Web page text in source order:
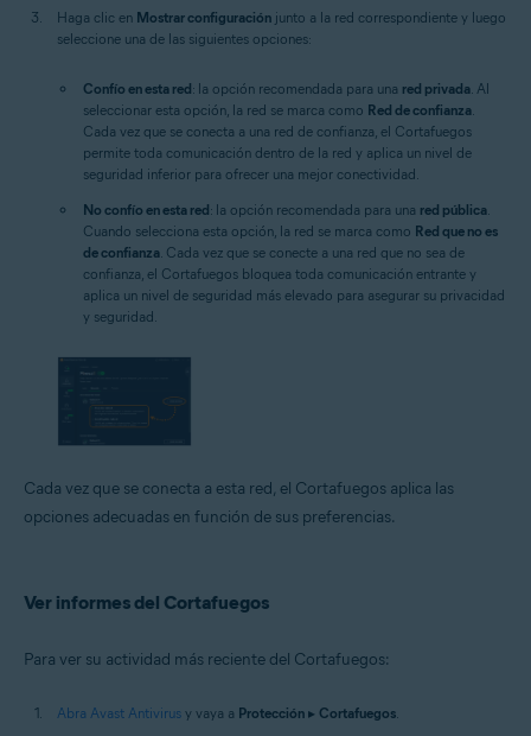
Haga clic en Mostrar configuración junto a la red correspondiente y luego
seleccione una de las siguientes opciones:
Confío en esta red: la opción recomendada para una red privada . Al
seleccionar esta opción, la red se marca como Red de confianza
Cada vez que se conecta a una red de confianza, el Cortafuegos
permite toda comunicación dentro de la red y aplica un nivel de
seguridad inferior para ofrecer una mejor conectividad.
No confío en esta red: la opción recomendada para una red pública
Cuando selecciona esta opción, la red se marca como Red que no es
de confianza . Cada vez que se conecte a una red que no sea de
confianza, el Cortafuegos bloquea toda comunicación entrante y
aplica un nivel de seguridad más elevado para asegurar su privacidad
y seguridad.
Cada vez que se conecta a esta red, el Cortafuegos aplica las
opciones adecuadas en función de sus preferencias.
Ver informes del Cortafuegos
Para ver su actividad más reciente del Cortafuegos:
Abra Avast Antivirus y vaya a Protección ▸ Cortafuegos.